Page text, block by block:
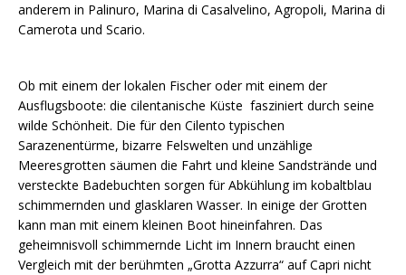
anderem in Palinuro, Marina di Casalvelino, Agropoli, Marina di
Camerota und Scario.
Ob mit einem der lokalen Fischer oder mit einem der
Ausflugsboote: die cilentanische Küste fasziniert durch seine
wilde Schönheit. Die für den Cilento typischen
Sarazenentürme, bizarre Felswelten und unzählige
Meeresgrotten säumen die Fahrt und kleine Sandstrände und
versteckte Badebuchten sorgen für Abkühlung im kobaltblau
schimmernden und glasklaren Wasser. In einige der Grotten
kann man mit einem kleinen Boot hineinfahren. Das
geheimnisvoll schimmernde Licht im Innern braucht einen
Vergleich mit der berühmten „Grotta Azzurra“ auf Capri nicht